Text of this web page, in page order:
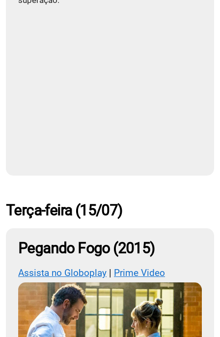
Terça-feira (15/07)
Pegando Fogo (2015)
Assista no Globoplay | Prime Video